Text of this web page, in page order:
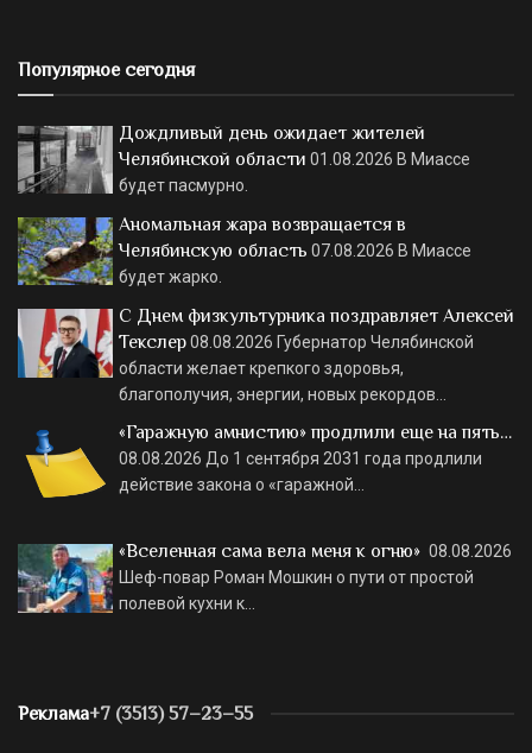
Популярное сегодня
Дождливый день ожидает жителей
Челябинской области 01.08.2026 В Миассе
будет пасмурно.
Аномальная жара возвращается в
Челябинскую область 07.08.2026 В Миассе
будет жарко.
С Днем физкультурника поздравляет Алексей
Текслер08.08.2026 Губернатор Челябинской
области желает крепкого здоровья,
благополучия, энергии, новых рекордов…
«Гаражную амнистию» продлили еще на пять…
08.08.2026 До 1 сентября 2031 года продлили
действие закона о «гаражной…
«Вселенная сама вела меня к огню» 08.08.2026
Шеф-повар Роман Мошкин о пути от простой
полевой кухни к…
Реклама+7 (3513) 57–23–55